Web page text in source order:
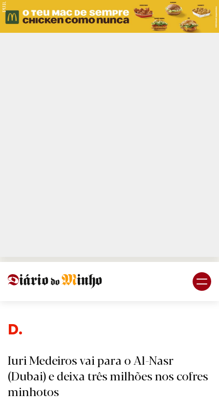
PUB.
De
Iuri Medeiros vai para o Al-Nasr
(Dubai) e deixa três milhões nos cofres
minhotos